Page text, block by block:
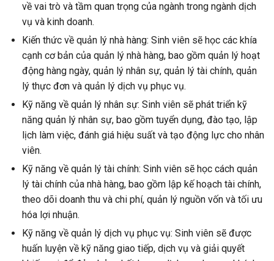
về vai trò và tầm quan trọng của ngành trong ngành dịch
vụ và kinh doanh.
Kiến thức về quản lý nhà hàng: Sinh viên sẽ học các khía
cạnh cơ bản của quản lý nhà hàng, bao gồm quản lý hoạt
động hàng ngày, quản lý nhân sự, quản lý tài chính, quản
lý thực đơn và quản lý dịch vụ phục vụ.
Kỹ năng về quản lý nhân sự: Sinh viên sẽ phát triển kỹ
năng quản lý nhân sự, bao gồm tuyển dụng, đào tạo, lập
lịch làm việc, đánh giá hiệu suất và tạo động lực cho nhân
viên.
Kỹ năng về quản lý tài chính: Sinh viên sẽ học cách quản
lý tài chính của nhà hàng, bao gồm lập kế hoạch tài chính,
theo dõi doanh thu và chi phí, quản lý nguồn vốn và tối ưu
hóa lợi nhuận.
Kỹ năng về quản lý dịch vụ phục vụ: Sinh viên sẽ được
huấn luyện về kỹ năng giao tiếp, dịch vụ và giải quyết